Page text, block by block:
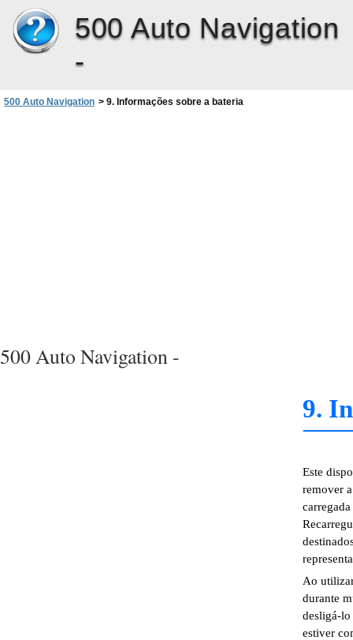
500 Auto Navigation
-
500 Auto Navigation > 9. Informações sobre a bateria
500 Auto Navigation -
9.
Este
remover
Ao
durante
desligá-lo
estiver